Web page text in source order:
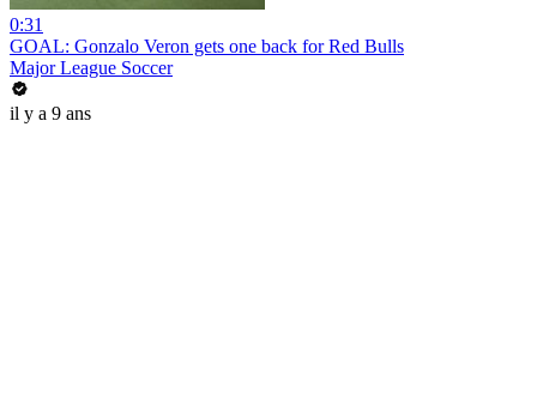
0:31
GOAL: Gonzalo Veron gets one back for Red Bulls
Major League Soccer
il y a 9 ans